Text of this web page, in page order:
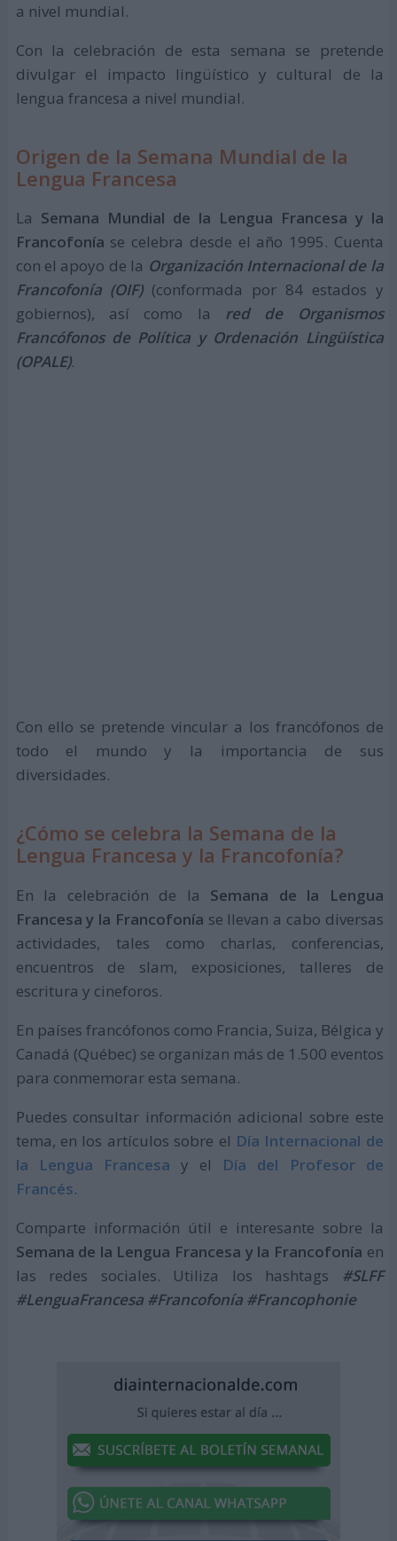
a nivel mundial.
Con la celebración de esta semana se pretende
divulgar el impacto lingüístico y cultural de la
lengua francesa a nivel mundial.
Origen de la Semana Mundial de la
Lengua Francesa
La Semana Mundial de la Lengua Francesa y la
Francofonía se celebra desde el año 1995. Cuenta
con el apoyo de la Organización Internacional de la
Francofonía (OIF) (conformada por 84 estados y
gobiernos), así como la red de Organismos
Francófonos de Política y Ordenación Lingüística
(OPALE).
Con ello se pretende vincular a los francófonos de
todo el mundo y la importancia de sus
diversidades.
¿Cómo se celebra la Semana de la
Lengua Francesa y la Francofonía?
En la celebración de la Semana de la Lengua
Francesa y la Francofonía se llevan a cabo diversas
actividades, tales como charlas, conferencias,
encuentros de slam, exposiciones, talleres de
escritura y cineforos.
En países francófonos como Francia, Suiza, Bélgica y
Canadá (Québec) se organizan más de 1.500 eventos
para conmemorar esta semana.
Puedes consultar información adicional sobre este
tema, en los artículos sobre el Día Internacional de
la Lengua Francesa y el Día del Profesor de
Francés.
Comparte información útil e interesante sobre la
Semana de la Lengua Francesa y la Francofonía en
las redes sociales. Utiliza los hashtags #SLFF
#LenguaFrancesa #Francofonía #Francophonie